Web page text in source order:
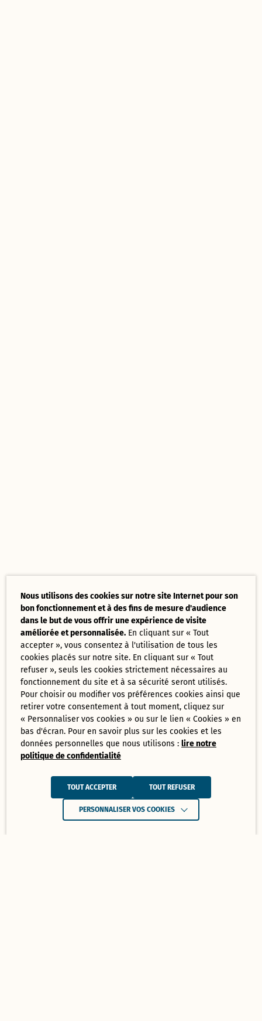
Nous utilisons des cookies sur notre site Internet pour son
bon fonctionnement et à des fins de mesure d'audience
dans le but de vous offrir une expérience de visite
améliorée et personnalisée. En cliquant sur « Tout
accepter », vous consentez à l'utilisation de tous les
cookies placés sur notre site. En cliquant sur « Tout
refuser », seuls les cookies strictement nécessaires au
fonctionnement du site et à sa sécurité seront utilisés.
Pour choisir ou modifier vos préférences cookies ainsi que
retirer votre consentement à tout moment, cliquez sur
« Personnaliser vos cookies » ou sur le lien « Cookies » en
bas d'écran. Pour en savoir plus sur les cookies et les
données personnelles que nous utilisons :lire notre
politique de confidentialité
TOUT ACCEPTER TOUT REFUSER
PERSONNALISER VOS COOKIES